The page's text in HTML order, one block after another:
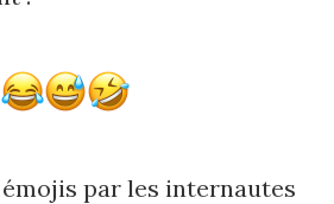
par les internautes